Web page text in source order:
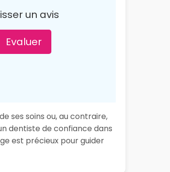
un avis
Evaluer
ses soins ou, au contraire,
dentiste de confiance dans
est précieux pour guider